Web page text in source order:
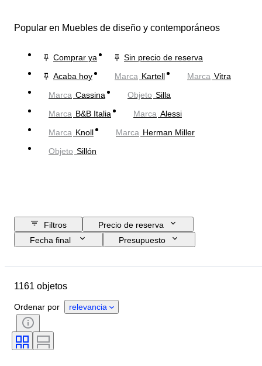
Popular en Muebles de diseño y contemporáneos
Comprar ya
Sin precio de reserva
Acaba hoy
Marca Kartell Marca Vitra
Marca Cassina Objeto Silla
Marca B&B Italia Marca Alessi
Marca Knoll Marca Herman Miller
Objeto Sillón
Filtros
Precio de reserva
Fecha final
Presupuesto
País de origen
Estado
Período
Tema
Firma
Movimiento del reloj
1161 objetos
Ordenar por relevancia